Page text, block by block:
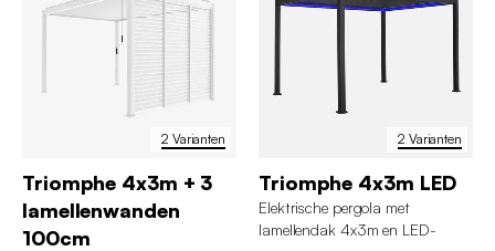
2 Varianten
Triomphe 4x3m + 3
lamellenwanden
100cm
2 Varianten
Triomphe 4x3m LED
Elektrische pergola met
lamellendak 4x3m en LED-